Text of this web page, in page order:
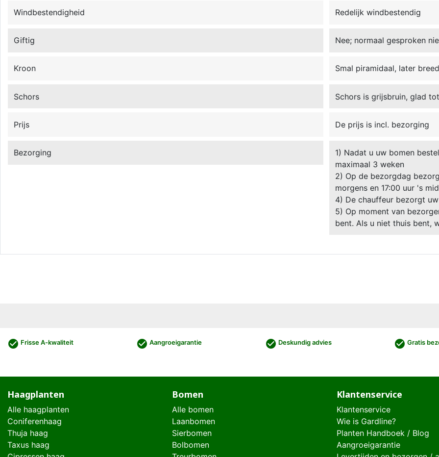
Windbestendigheid Redelijk windbestendig
Giftig Nee; normaal gesproken
Kroon Smal piramidaal, later
Schors Schors is grijsbruin, glad
Prijs De prijs is incl. bezorging
Bezorging
1) Nadat u uw bomen
maximaal 3 weken
2) Op de bezorgdag
morgens en 17:00 uur 's
4) De chauffeur bezorgt
5) Op moment van
bent. Als u niet thuis bent,
check_circle Frisse A-kwaliteit check_circle Aangroeigarantie check_circle Deskundig advies check_circle Gratis
Haagplanten
Alle haagplanten
Coniferenhaag
Thuja haag
Taxus haag
Bomen
Alle bomen
Laanbomen
Sierbomen
Bolbomen
Klantenservice
Klantenservice
Wie is Gardline?
Planten Handboek / Blog
Aangroeigarantie